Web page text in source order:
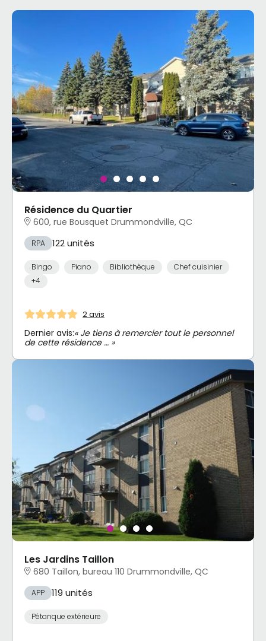
Résidence du Quartier
600, rue Bousquet Drummondville, QC
RPA 122 unités
Bingo Piano Bibliothèque
Chef cuisinier
+4
2 avis
Dernier avis:« Je tiens à remercier tout le personnel
de cette résidence … »
Les Jardins Taillon
680 Taillon, bureau 110 Drummondville, QC
APP 119 unités
Pétanque extérieure